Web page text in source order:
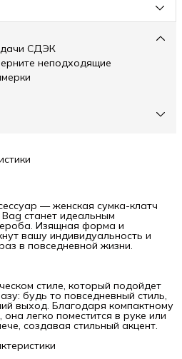
СДЭК
неподходящие
— женская сумка-клатч
станет идеальным
Изящная форма и
вашу индивидуальность и
в повседневной жизни.
стиле, который подойдет
будь то повседневный стиль,
выход. Благодаря компактному
легко поместится в руке или
создавая стильный акцент.